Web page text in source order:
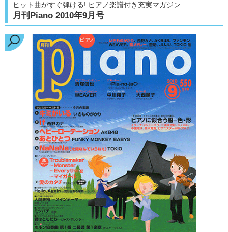
ヒット曲がすぐ弾ける! ピアノ楽譜付き充実マガジン
月刊Piano 2010年9月号